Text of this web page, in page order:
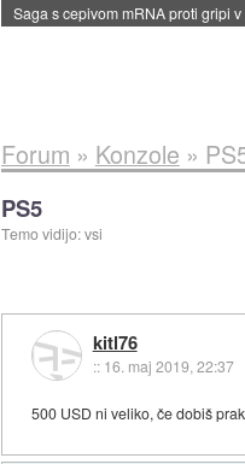
BMW v vozilih začel predvajati
Forum » Konzole »
PS5
Temo vidijo: vsi
kitl76
:: 16. maj 2019, 22:37
500 USD ni veliko, če dobiš